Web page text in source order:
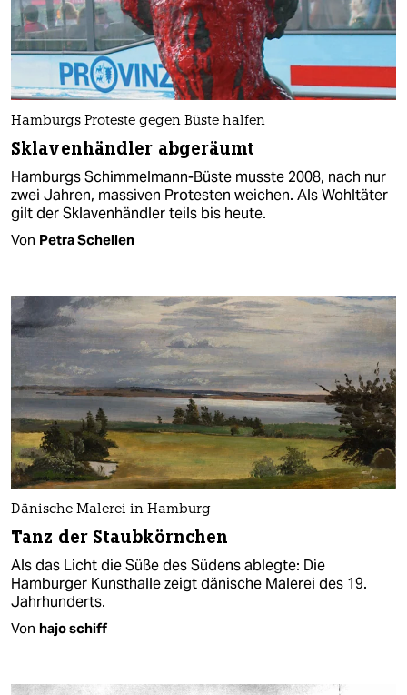
Hamburgs Proteste gegen Büste halfen
Sklavenhändler abgeräumt
Hamburgs Schimmelmann-Büste musste 2008, nach nur
zwei Jahren, massiven Protesten weichen. Als Wohltäter
gilt der Sklavenhändler teils bis heute.
Von Petra Schellen
Dänische Malerei in Hamburg
Tanz der Staubkörnchen
Als das Licht die Süße des Südens ablegte: Die
Hamburger Kunsthalle zeigt dänische Malerei des 19.
Jahrhunderts.
Von hajo schiff